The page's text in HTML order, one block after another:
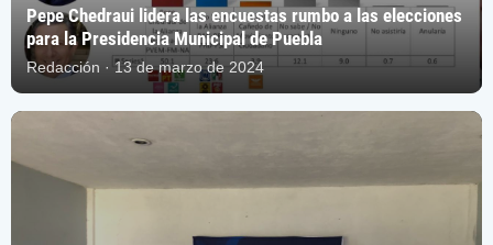
Pepe Chedraui lidera las encuestas rumbo a las elecciones
para la Presidencia Municipal de Puebla
Redacción · 13 de marzo de 2024